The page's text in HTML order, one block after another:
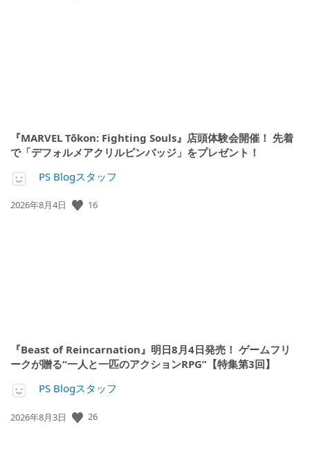
『MARVEL Tōkon: Fighting Souls』店頭体験会開催！ 先着
で「デフォルメアクリルピンバッジ」をプレゼント！
PS Blogスタッフ
公
2026年8月4日 16
『Beast of Reincarnation』明日8月4日発売！ ゲームフリ
ークが贈る“一人と一匹のアクションRPG”【特集第3回】
PS Blogスタッフ
公
2026年8月3日 26